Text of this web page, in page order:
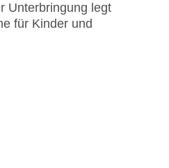
Unterbringung legt
für Kinder und